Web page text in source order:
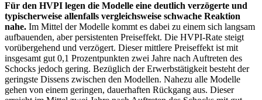
Für den HVPI legen die Modelle eine deutlich verzögerte und
typischerweise allenfalls vergleichsweise schwache Reaktion
nahe. Im Mittel der Modelle kommt es dabei zu einem sich langsam
aufbauenden, aber persistenten Preiseffekt. Die HVPI-Rate steigt
vorübergehend und verzögert. Dieser mittlere Preiseffekt ist mit
insgesamt gut 0,1 Prozentpunkten zwei Jahre nach Auftreten des
Schocks jedoch gering. Bezüglich der Erwerbstätigkeit besteht der
geringste Dissens zwischen den Modellen. Nahezu alle Modelle
gehen von einem geringen, dauerhaften Rückgang aus. Dieser